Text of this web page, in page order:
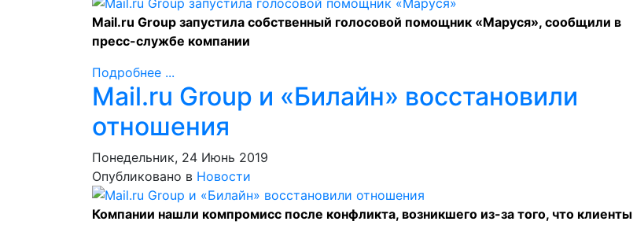
Mail.ru Group запустила собственный голосовой помощник «Маруся», сообщили в
пресс-службе компании
Подробнее ...
Mail.ru Group и «Билайн» восстановили
отношения
Понедельник, 24 Июнь 2019
Опубликовано в Новости
Компании нашли компромисс после конфликта, возникшего из-за того, что клиенты